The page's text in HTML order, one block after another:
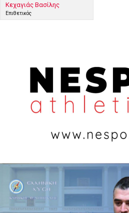
Κεχαγιάς Βασίλης
Επιθετικός